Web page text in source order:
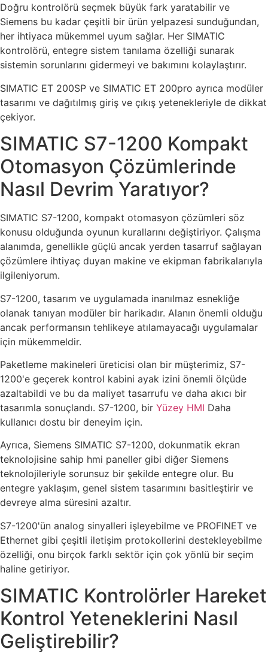
Doğru kontrolörü seçmek büyük fark yaratabilir ve
Siemens bu kadar çeşitli bir ürün yelpazesi sunduğundan,
her ihtiyaca mükemmel uyum sağlar. Her SIMATIC
kontrolörü, entegre sistem tanılama özelliği sunarak
sistemin sorunlarını gidermeyi ve bakımını kolaylaştırır.
SIMATIC ET 200SP ve SIMATIC ET 200pro ayrıca modüler
tasarımı ve dağıtılmış giriş ve çıkış yetenekleriyle de dikkat
çekiyor.
SIMATIC S7-1200 Kompakt
Otomasyon Çözümlerinde
Nasıl Devrim Yaratıyor?
SIMATIC S7-1200, kompakt otomasyon çözümleri söz
konusu olduğunda oyunun kurallarını değiştiriyor. Çalışma
alanımda, genellikle güçlü ancak yerden tasarruf sağlayan
çözümlere ihtiyaç duyan makine ve ekipman fabrikalarıyla
ilgileniyorum.
S7-1200, tasarım ve uygulamada inanılmaz esnekliğe
olanak tanıyan modüler bir harikadır. Alanın önemli olduğu
ancak performansın tehlikeye atılamayacağı uygulamalar
için mükemmeldir.
Paketleme makineleri üreticisi olan bir müşterimiz, S7-
1200'e geçerek kontrol kabini ayak izini önemli ölçüde
azaltabildi ve bu da maliyet tasarrufu ve daha akıcı bir
tasarımla sonuçlandı. S7-1200, bir Yüzey HMI Daha
kullanıcı dostu bir deneyim için.
Ayrıca, Siemens SIMATIC S7-1200, dokunmatik ekran
teknolojisine sahip hmi paneller gibi diğer Siemens
teknolojileriyle sorunsuz bir şekilde entegre olur. Bu
entegre yaklaşım, genel sistem tasarımını basitleştirir ve
devreye alma süresini azaltır.
S7-1200'ün analog sinyalleri işleyebilme ve PROFINET ve
Ethernet gibi çeşitli iletişim protokollerini destekleyebilme
özelliği, onu birçok farklı sektör için çok yönlü bir seçim
haline getiriyor.
SIMATIC Kontrolörler Hareket
Kontrol Yeteneklerini Nasıl
Geliştirebilir?